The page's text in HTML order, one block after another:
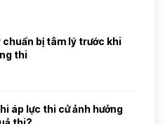
chuẩn bị tâm lý trước khi
thi
áp lực thi cử ảnh hưởng